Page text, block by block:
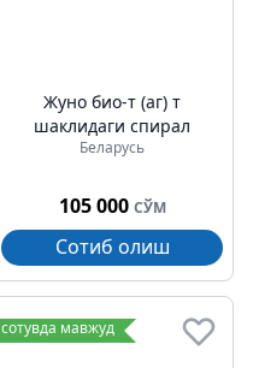
Жуно био-т (аг) т
шаклидаги спирал
Беларусь
105 000 СЎМ
Сотиб олиш
сотувда мавжуд